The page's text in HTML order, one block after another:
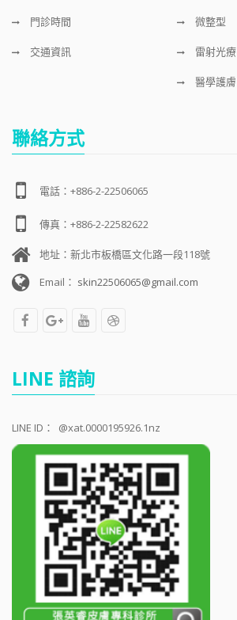
門診時間 微整型
交通資訊 雷射光療
醫學護膚
聯絡方式
電話：+886-2-22506065
傳真：+886-2-22582622
地址：新北市板橋區文化路一段118號
Email： skin22506065@gmail.com
LINE 諮詢
LINE ID： @xat.0000195926.1nz